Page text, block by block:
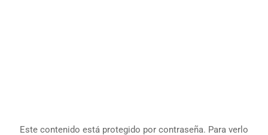
Este contenido está protegido por contraseña. Para verlo